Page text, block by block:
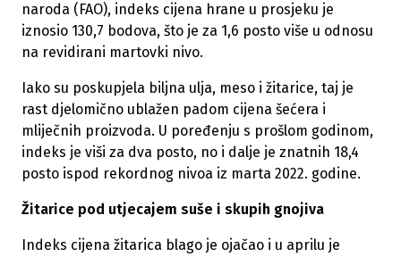
naroda (FAO), indeks cijena hrane u prosjeku je
iznosio 130,7 bodova, što je za 1,6 posto više u odnosu
na revidirani martovki nivo.
Iako su poskupjela biljna ulja, meso i žitarice, taj je
rast djelomično ublažen padom cijena šećera i
mliječnih proizvoda. U poređenju s prošlom godinom,
indeks je viši za dva posto, no i dalje je znatnih 18,4
posto ispod rekordnog nivoa iz marta 2022. godine.
Žitarice pod utjecajem suše i skupih gnojiva
Indeks cijena žitarica blago je ojačao i u aprilu je